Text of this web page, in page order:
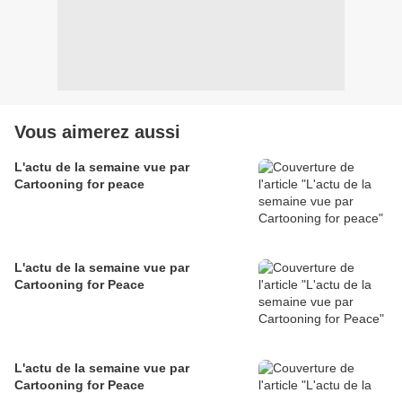
Vous aimerez aussi
L'actu de la semaine vue par
Cartooning for peace
L'actu de la semaine vue par
Cartooning for Peace
L'actu de la semaine vue par
Cartooning for Peace